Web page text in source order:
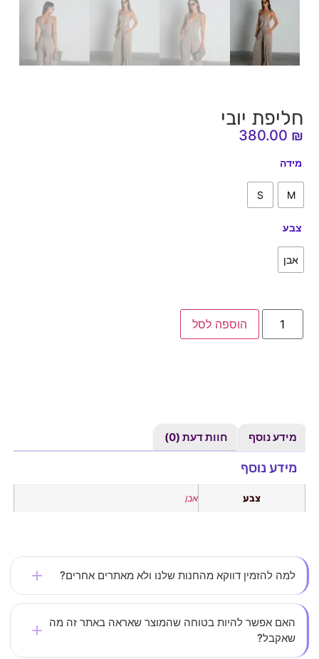
חליפת יובי
380.00 ₪
מידה
M
S
צבע
אבן
הוספה לסל
מידע נוסף חוות דעת (0)
מידע נוסף
צבע אבן
למה להזמין דווקא מהחנות שלנו ולא מאתרים אחרים?
אצלנו את לא עוד מספר – כל לקוחה חשובה לנו. אנחנו
משקיעים בבחירת בגדים איכותיים, מחמיאים ונוחים
האם אפשר להיות בטוחה שהמוצר שאראה באתר זה מה
שאקבל?